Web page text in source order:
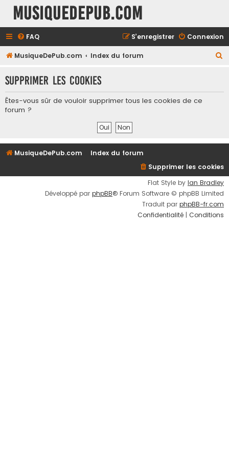
MusiqueDePub.com
FAQ Connexion
S’enregistrer
MusiqueDePub.com Index du forum
h
r
Supprimer les cookies
Êtes-vous sûr de vouloir supprimer tous les cookies de ce
forum ?
MusiqueDePub.com
Index du forum
Supprimer les cookies
Flat Style by Ian Bradley
Développé par phpBB® Forum Software © phpBB Limited
Traduit par phpBB-fr.com
Confidentialité | Conditions